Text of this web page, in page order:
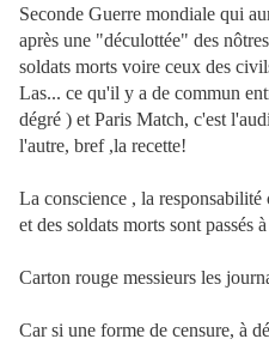
Seconde Guerre mondiale qui
après une "déculottée" des
soldats morts voire ceux des
Las... ce qu'il y a de commun
dégré ) et Paris Match, c'est
l'autre, bref ,la recette!
La conscience , la
et des soldats morts sont passés
Carton rouge messieurs les
Car si une forme de censure, à